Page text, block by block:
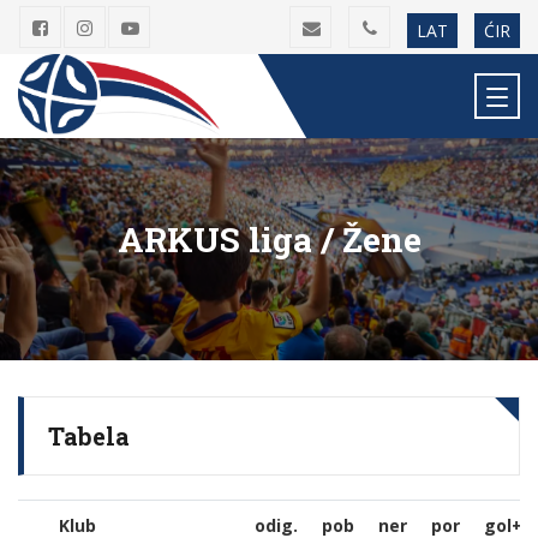
LAT ĆIR
ARKUS liga / Žene
Tabela
Klub odig. pob ner por gol+
Klub